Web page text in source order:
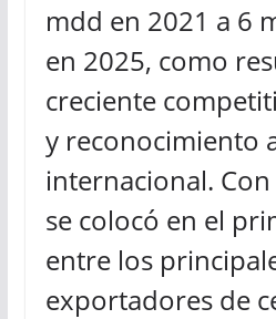
mdd en 2021 a 6
en 2025, como
creciente
y reconocimiento
internacional.
se colocó en el
entre los
exportadores de